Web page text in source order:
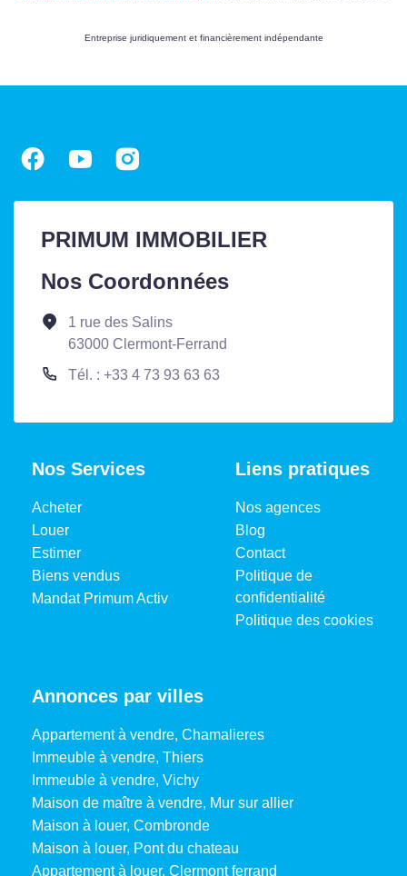
Entreprise juridiquement et financièrement indépendante
PRIMUM IMMOBILIER
Nos Coordonnées
1 rue des Salins
63000 Clermont-Ferrand
Tél. : +33 4 73 93 63 63
Nos Services
Acheter
Louer
Estimer
Biens vendus
Mandat Primum Activ
Liens pratiques
Nos agences
Blog
Contact
Politique de
confidentialité
Politique des cookies
Annonces par villes
Appartement à vendre, Chamalieres
Immeuble à vendre, Thiers
Immeuble à vendre, Vichy
Maison de maître à vendre, Mur sur allier
Maison à louer, Combronde
Maison à louer, Pont du chateau
Appartement à louer, Clermont ferrand